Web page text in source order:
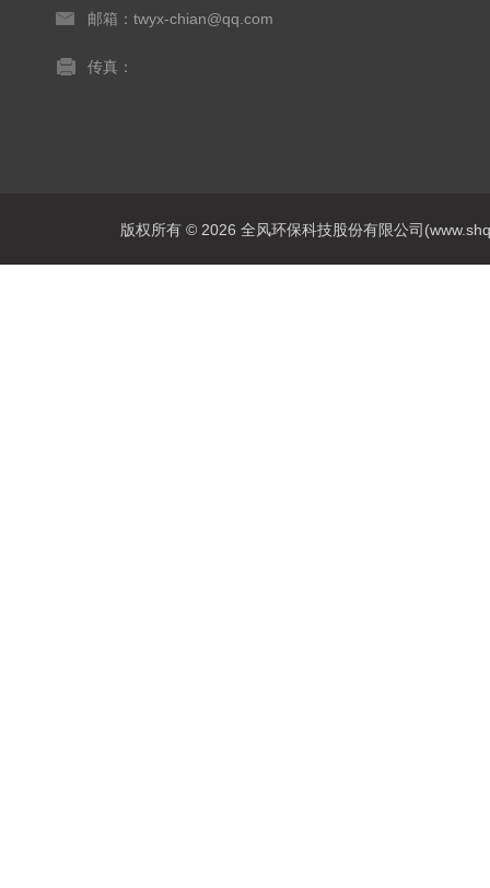
邮箱：twyx-chian@qq.com
传真：
版权所有 © 2026 全风环保科技股份有限公司